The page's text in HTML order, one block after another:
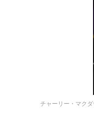
チャーリー・マク